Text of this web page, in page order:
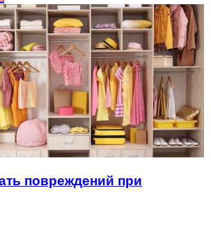
повреждений при